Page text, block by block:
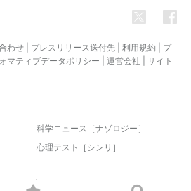
わせ プレスリリース送付先 利用規約
プ
マティブデータポリシー 運営会社
サイト
科学ニュース［ナゾロジー］
心理テスト［シンリ］
reserved.